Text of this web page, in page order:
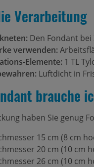
Verarbeitung
Den Fondant
verwenden:
Elemente: 1 TL
Luftdicht in
brauche
haben Sie genug
15 cm (8 cm
20 cm (10 cm
26 cm (10 cm